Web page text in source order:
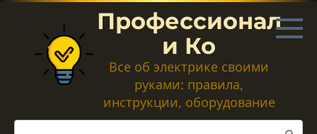
Перейти
контенту
Профессионал
и Ко
Все об электрике своими
руками: правила,
инструкции, оборудование
Поиск: